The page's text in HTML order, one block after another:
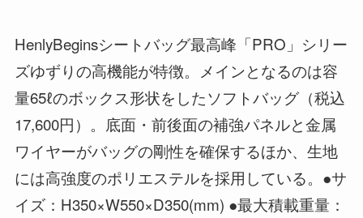
HenlyBeginsシートバッグ最高峰「PRO」シリー
ズゆずりの高機能が特徴。メインとなるのは容
量65ℓのボックス形状をしたソフトバッグ（税込
17,600円）。底面・前後面の補強パネルと金属
ワイヤーがバッグの剛性を確保するほか、生地
には高強度のポリエステルを採用している。●サ
イズ：H350×W550×D350(mm) ●最大積載重量：